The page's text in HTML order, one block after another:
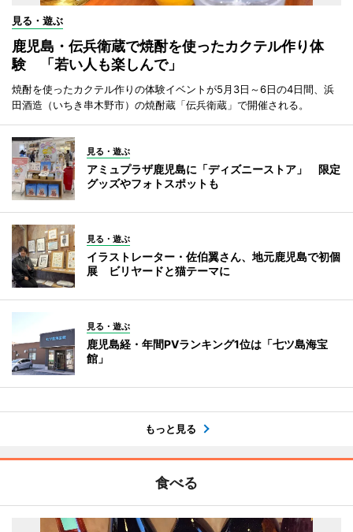
見る・遊ぶ
鹿児島・伝兵衛蔵で焼酎を使ったカクテル作り体
験 「若い人も楽しんで」
焼酎を使ったカクテル作りの体験イベントが5月3日～6日の4日間、浜
田酒造（いちき串木野市）の焼酎蔵「伝兵衛蔵」で開催される。
見る・遊ぶ
アミュプラザ鹿児島に「ディズニーストア」 限定
グッズやフォトスポットも
見る・遊ぶ
イラストレーター・佐伯翼さん、地元鹿児島で初個
展 ビリヤードと猫テーマに
見る・遊ぶ
鹿児島経・年間PVランキング1位は「七ツ島海宝
館」
もっと見る
食べる